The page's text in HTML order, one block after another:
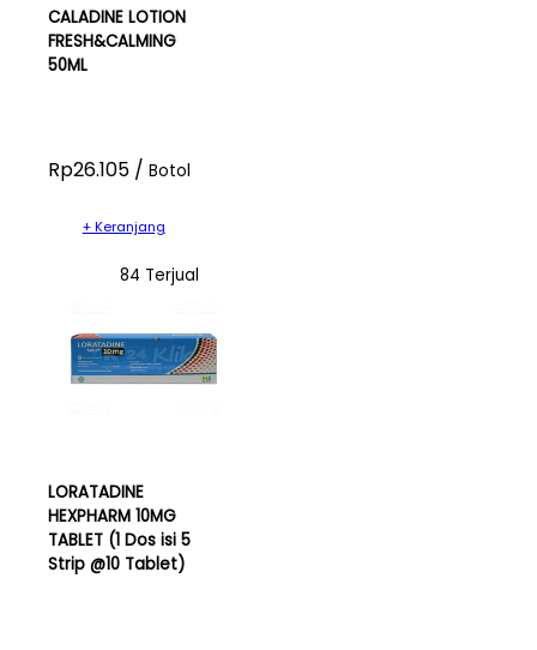
CALADINE LOTION
FRESH&CALMING
50ML
Rp26.105 / Botol
+ Keranjang
84 Terjual
LORATADINE
HEXPHARM 10MG
TABLET (1 Dos isi 5
Strip @10 Tablet)